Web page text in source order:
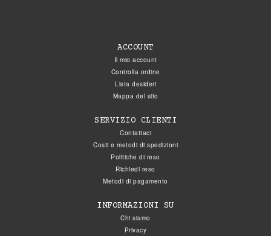
ACCOUNT
Il mio account
Controlla ordine
Lista desideri
Mappa del sito
SERVIZIO CLIENTI
Contattaci
Costi e metodi di spedizioni
Politiche di reso
Richiedi reso
Metodi di pagamento
INFORMAZIONI SU
Chi siamo
Privacy